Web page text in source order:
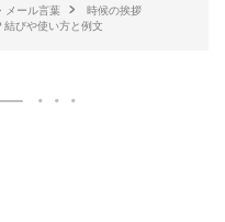
メール言葉
時候の挨拶
結びや使い方と例文